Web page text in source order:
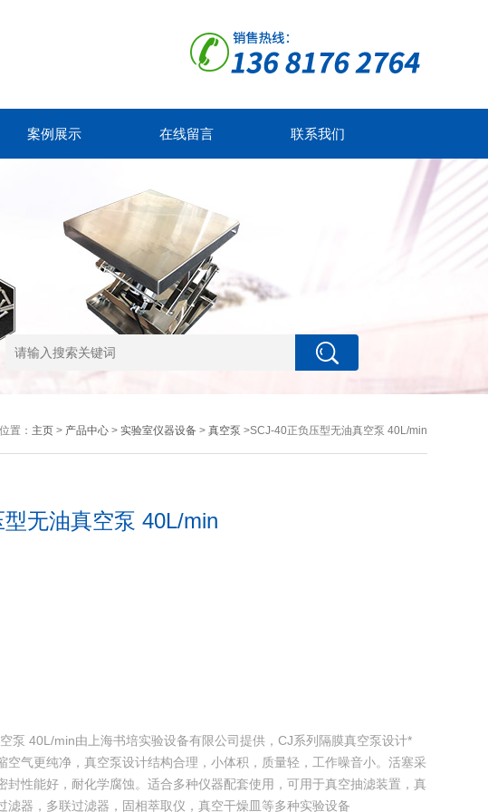
案例展示 在线留言 联系我们
置： 主页> 产品中心> 实验室仪器设备> 真空泵 >SCJ-40正负压型无油真空泵 40L/min
无油真空泵 40L/min
泵 40L/min由上海书培实验设备有限公司提供，CJ系列隔膜真空泵设计*
空气更纯净，真空泵设计结构合理，小体积，质量轻，工作噪音小。活塞采
封性能好，耐化学腐蚀。适合多种仪器配套使用，可用于真空抽滤装置，真
滤器，多联过滤器，固相萃取仪，真空干燥皿等多种实验设备